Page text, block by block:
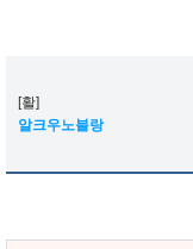
[활]
알크우노블랑